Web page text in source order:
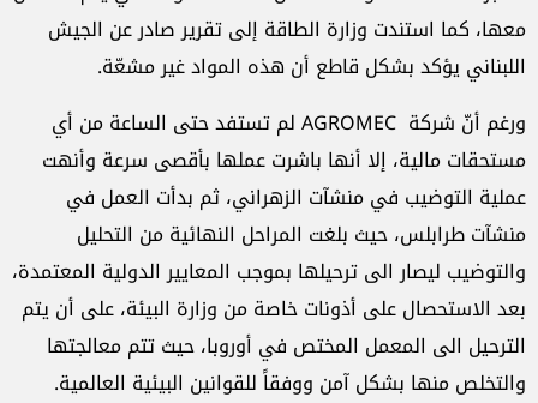
معها، كما استندت وزارة الطاقة إلى تقرير صادر عن الجيش
اللبناني يؤكد بشكل قاطع أن هذه المواد غير مشعّة.
ورغم أنّ شركة AGROMEC لم تستفد حتى الساعة من أي
مستحقات مالية، إلا أنها باشرت عملها بأقصى سرعة وأنهت
عملية التوضيب في منشآت الزهراني، ثم بدأت العمل في
منشآت طرابلس، حيث بلغت المراحل النهائية من التحليل
والتوضيب ليصار الى ترحيلها بموجب المعايير الدولية المعتمدة،
بعد الاستحصال على أذونات خاصة من وزارة البيئة، على أن يتم
الترحيل الى المعمل المختص في أوروبا، حيث تتم معالجتها
والتخلص منها بشكل آمن ووفقاً للقوانين البيئية العالمية.